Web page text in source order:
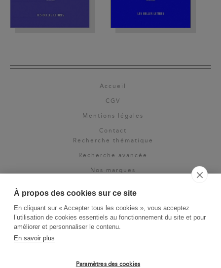
À propos des cookies sur ce site
En cliquant sur « Accepter tous les cookies », vous acceptez
l’utilisation de cookies essentiels au fonctionnement du site et pour
améliorer et personnaliser le contenu.
En savoir plus
Paramètres des cookies
Accueil
CGV
Mentions légales
Contact
Recherche thématique
Recherche avancée
Nos marques
Espace pro
Newsletter
La Vie des Classiques